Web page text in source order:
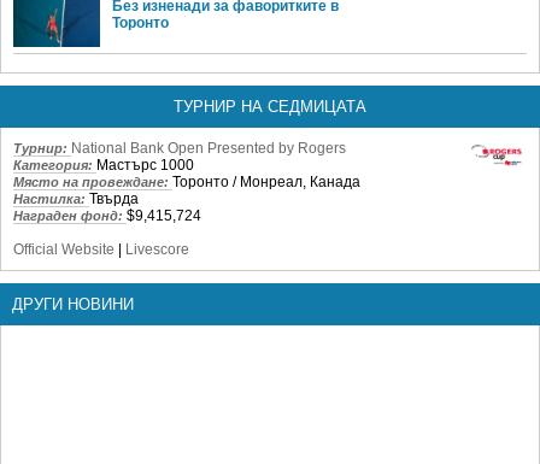
Без изненади за фаворитките в
Торонто
ТУРНИР НА СЕДМИЦАТА
Турнир: National Bank Open Presented by Rogers
Категория: Мастърс 1000
Място на провеждане: Торонто / Монреал, Канада
Настилка: Твърда
Награден фонд: $9,415,724
Official Website | Livescore
ДРУГИ НОВИНИ